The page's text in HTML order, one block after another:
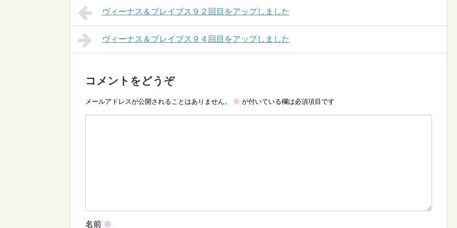
ヴィーナス＆ブレイブス９２回目をアップしました
ヴィーナス＆ブレイブス９４回目をアップしました
コメントをどうぞ
メールアドレスが公開されることはありません。 ※ が付いている欄は必須項目です
名前 ※